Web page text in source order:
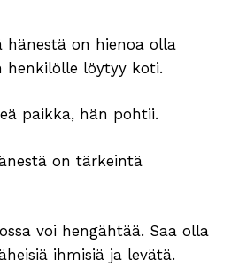
hänestä on hienoa olla
henkilölle löytyy koti.
paikka, hän pohtii.
on tärkeintä
voi hengähtää. Saa olla
ihmisiä ja levätä.